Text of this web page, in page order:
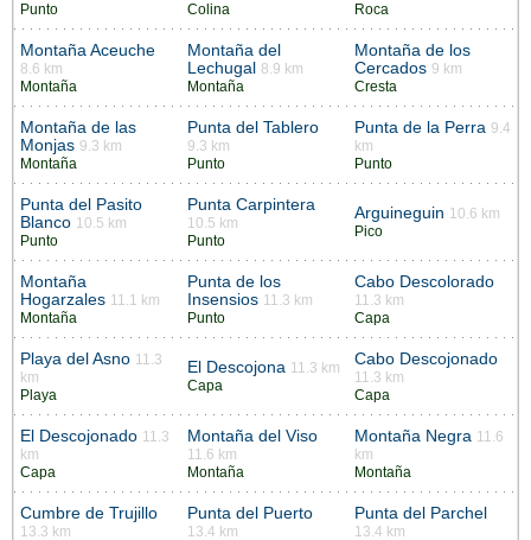
Punto
Colina
Roca
Montaña Aceuche
8.6 km
Montaña
Montaña del
Lechugal
8.9 km
Montaña
Montaña de los
Cercados 9 km
Cresta
Montaña de las
Monjas 9.3 km
Montaña
Punta del Tablero
9.3 km
Punto
Punta de la Perra 9.4
km
Punto
Punta del Pasito
Blanco 10.5 km
Punto
Punta Carpintera
10.5 km
Punto
Arguineguin 10.6 km
Pico
Montaña
Hogarzales 11.1 km
Montaña
Punta de los
Insensios 11.3 km
Punto
Cabo Descolorado
11.3 km
Capa
Playa del Asno 11.3
km
Playa
El Descojona 11.3 km
Capa
Cabo Descojonado
11.3 km
Capa
El Descojonado 11.3
km
Capa
Montaña del Viso
11.6 km
Montaña
Montaña Negra 11.6
km
Montaña
Cumbre de Trujillo
13.3 km
Punta del Puerto
13.4 km
Punta del Parchel
13.4 km